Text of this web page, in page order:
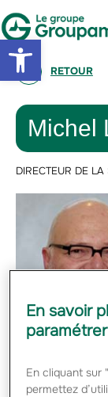
Open toolbar
Aller au contenu
RETOUR
Michel
DIRECTEUR DE LA
En savoir
En cliquant sur
permettez